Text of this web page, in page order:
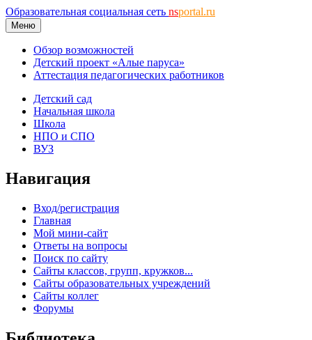
Образовательная социальная сеть nsportal.ru
Меню
Обзор возможностей
Детский проект «Алые паруса»
Аттестация педагогических работников
Детский сад
Начальная школа
Школа
НПО и СПО
ВУЗ
Навигация
Вход/регистрация
Главная
Мой мини-сайт
Ответы на вопросы
Поиск по сайту
Сайты классов, групп, кружков...
Сайты образовательных учреждений
Сайты коллег
Форумы